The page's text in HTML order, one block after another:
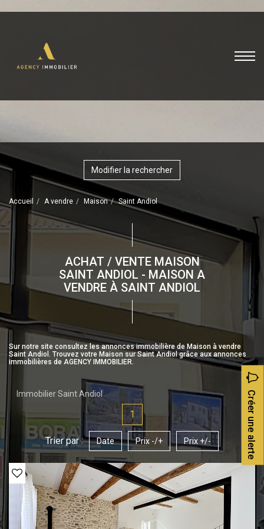
Modifier la rechercher
Accueil A vendre Maison Saint Andiol
ACHAT / VENTE MAISON
SAINT ANDIOL - MAISON A
VENDRE À SAINT ANDIOL
Sur notre site consultez les annonces immobilière de Maison à vendre
Saint Andiol. Trouvez votre Maison sur Saint Andiol grâce aux annonces
immobilières de AGENCY IMMOBILIER.
Immobilier Saint Andiol Créer une alerte
1
Trier par : Date Prix -/+ Prix +/-